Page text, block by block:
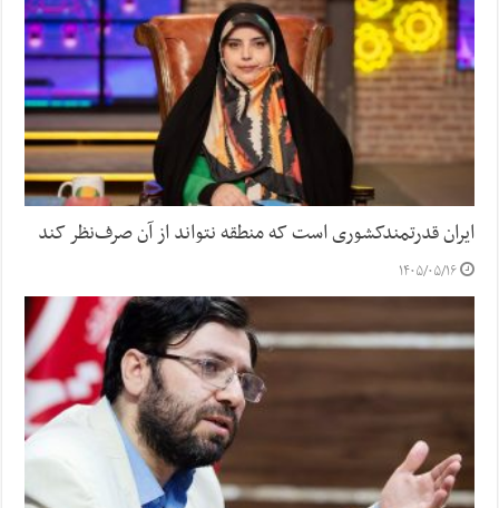
ایران قدرتمندکشوری است که منطقه نتواند از آن صرف‌نظر کند
۱۴۰۵/۰۵/۱۶